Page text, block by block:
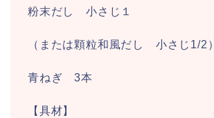
粉末だし 小さじ１
（または顆粒和風だし 小さじ1/2）
青ねぎ 3本
【具材】